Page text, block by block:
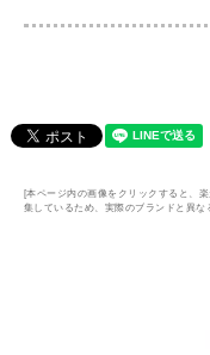
[本ページ内の画像をクリックすると、
集しているため、実際のブランドと異な